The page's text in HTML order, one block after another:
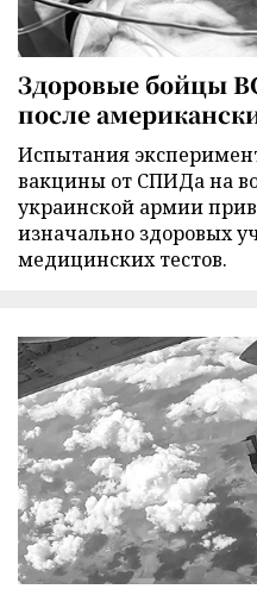
Здоровые бойцы
после
Испытания
вакцины от СПИДа на
украинской армии
изначально здоровых
медицинских тестов.